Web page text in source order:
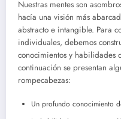
Nuestras mentes son
hacía una visión más
abstracto e intangible. Para
individuales, debemos
conocimientos y habilidades
continuación se presentan
rompecabezas:
Un profundo conocimiento